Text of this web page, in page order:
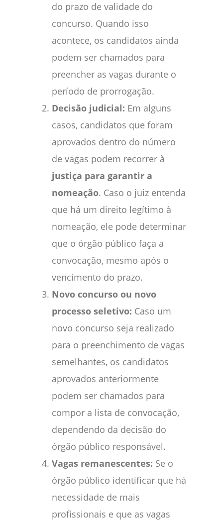
do prazo de validade do
concurso. Quando isso
acontece, os candidatos ainda
podem ser chamados para
preencher as vagas durante o
período de prorrogação.
Decisão judicial: Em alguns
casos, candidatos que foram
aprovados dentro do número
de vagas podem recorrer à
justiça para garantir a
nomeação. Caso o juiz entenda
que há um direito legítimo à
nomeação, ele pode determinar
que o órgão público faça a
convocação, mesmo após o
vencimento do prazo.
Novo concurso ou novo
processo seletivo: Caso um
novo concurso seja realizado
para o preenchimento de vagas
semelhantes, os candidatos
aprovados anteriormente
podem ser chamados para
compor a lista de convocação,
dependendo da decisão do
órgão público responsável.
Vagas remanescentes: Se o
órgão público identificar que há
necessidade de mais
profissionais e que as vagas